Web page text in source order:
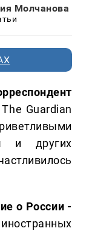
Молчанова
Guardian
и других
о России -